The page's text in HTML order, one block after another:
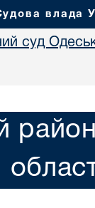
влада
суд